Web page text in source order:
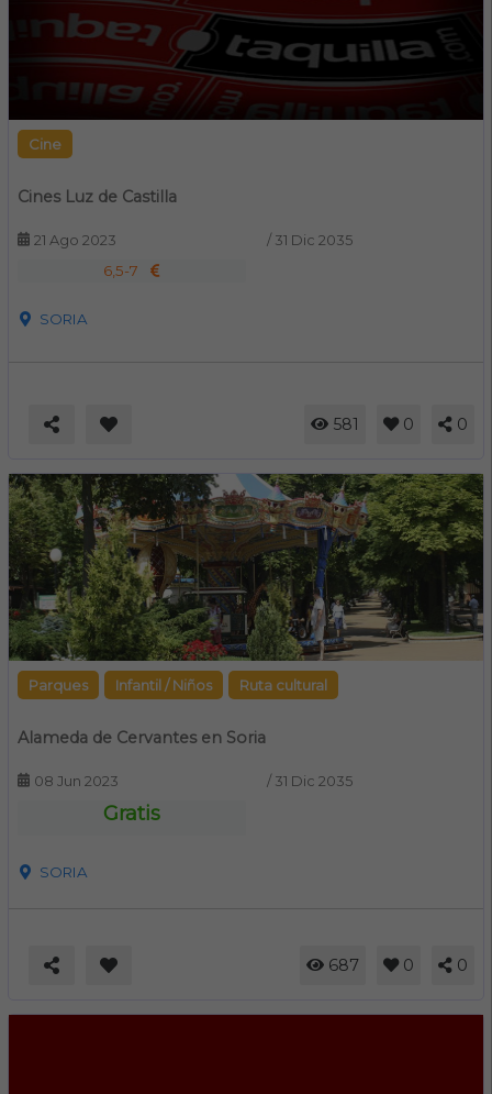
Cine
Cines Luz de Castilla
21 Ago 2023 / 31 Dic 2035
6,5-7
SORIA
581 0 0
Parques Infantil / Niños Ruta cultural
Alameda de Cervantes en Soria
08 Jun 2023 / 31 Dic 2035
Gratis
SORIA
687 0 0